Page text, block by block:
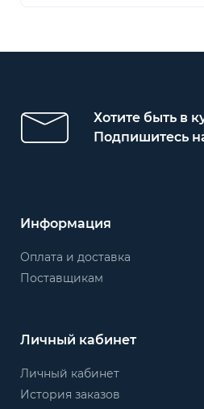
Хотите быть в
Подпишитесь
Информация
Оплата и доставка
Поставщикам
Личный кабинет
Личный кабинет
История заказов